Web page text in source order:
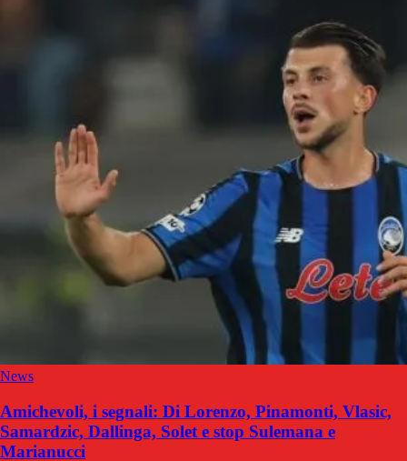
News
Amichevoli, i segnali: Di Lorenzo, Pinamonti, Vlasic,
Samardzic, Dallinga, Solet e stop Sulemana e
Marianucci